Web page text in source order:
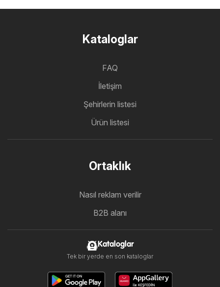
Kataloglar
FAQ
İletişim
Şehirlerin listesi
Ürün listesi
Ortaklık
Nasıl reklam verilir
B2B alanı
Kataloglar
Tek bir yerde en son kataloglar